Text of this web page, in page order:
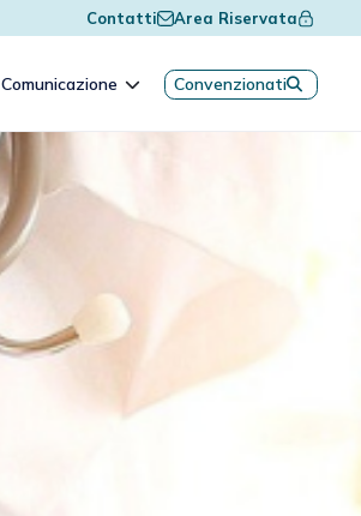
Contatti Area Riservata
Comunicazione Convenzionati